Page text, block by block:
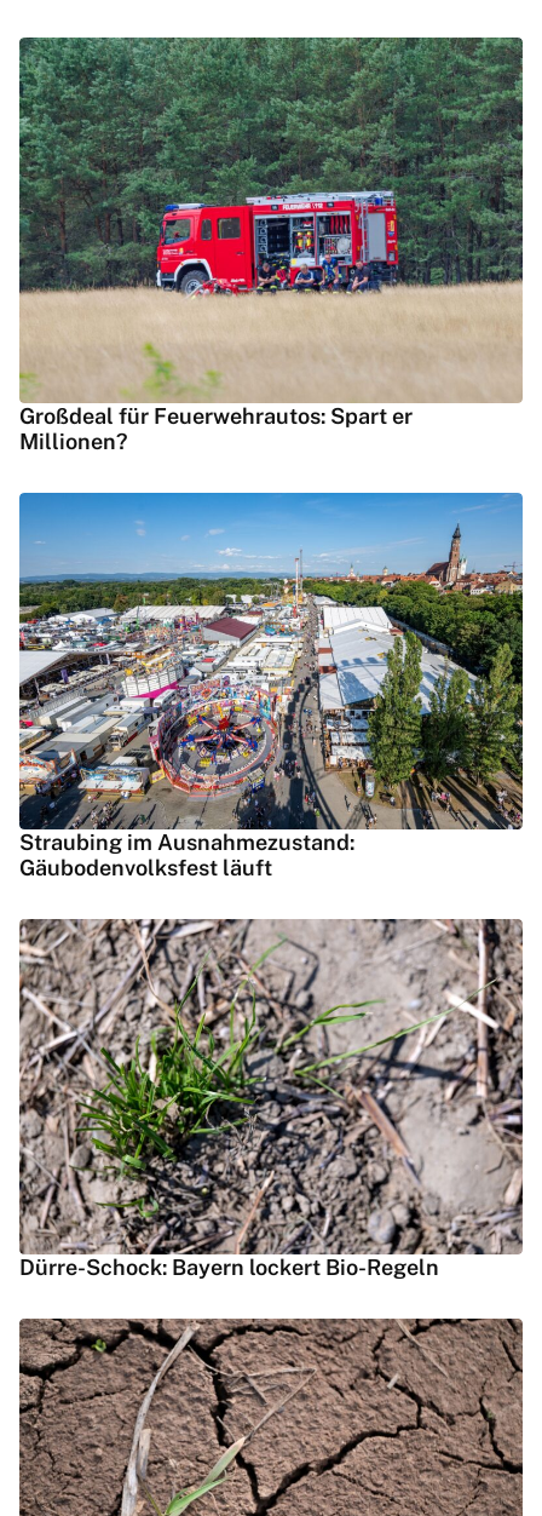
Großdeal für Feuerwehrautos: Spart er
Millionen?
Straubing im Ausnahmezustand:
Gäubodenvolksfest läuft
Dürre-Schock: Bayern lockert Bio-Regeln